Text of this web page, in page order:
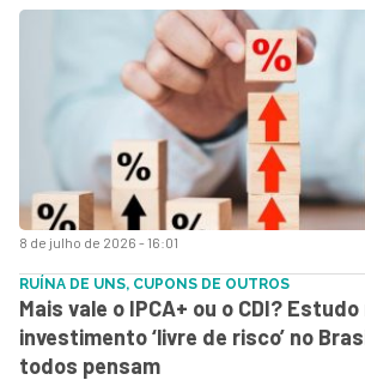
8 de julho de 2026 - 16:01
RUÍNA DE UNS, CUPONS DE OUTROS
Mais vale o IPCA+ ou o CDI?
investimento ‘livre de risco’ no
todos pensam